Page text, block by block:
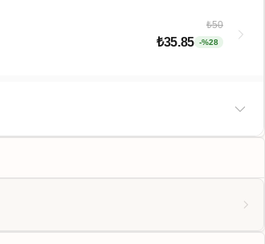
₺50
₺35.85 -%28